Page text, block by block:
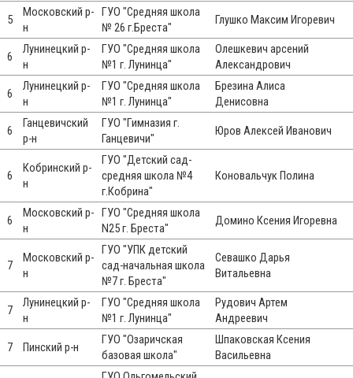
5
Московский р-
н
ГУО "Средняя школа
№ 26 г.Бреста"
Глушко Максим Игоревич
6
Лунинецкий р-
н
ГУО "Средняя школа
№1 г. Лунинца"
Олешкевич арсений
Александрович
6
Лунинецкий р-
н
ГУО "Средняя школа
№1 г. Лунинца"
Брезина Алиса
Денисовна
6
Ганцевичский
р-н
ГУО "Гимназия г.
Ганцевичи"
Юров Алексей Иванович
6
Кобринский р-
н
ГУО "Детский сад-
средняя школа №4
г.Кобрина"
Коновальчук Полина
6
Московский р-
н
ГУО "Средняя школа
N25 г. Бреста"
Домино Ксения Игоревна
7
Московский р-
н
ГУО "УПК детский
сад-начальная школа
№7 г. Бреста"
Севашко Дарья
Витальевна
7
Лунинецкий р-
н
ГУО "Средняя школа
№1 г. Лунинца"
Рудович Артем
Андреевич
7 Пинский р-н
ГУО "Озаричская
базовая школа"
Шпаковская Ксения
Васильевна